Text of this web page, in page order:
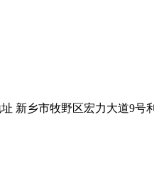
新乡市牧野区宏力大道9号